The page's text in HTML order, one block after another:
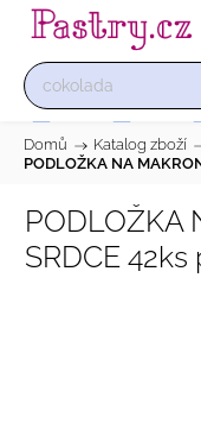
Domů / Katalog zboží /
PODLOŽKA NA
PODLOŽKA
SRDCE 42ks